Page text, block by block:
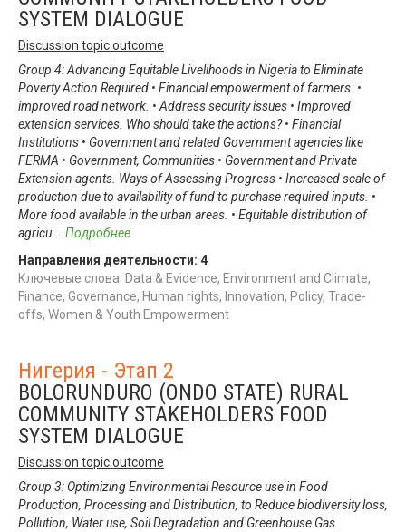
SYSTEM DIALOGUE
Discussion topic outcome
Group 4: Advancing Equitable Livelihoods in Nigeria to Eliminate
Poverty Action Required • Financial empowerment of farmers. •
improved road network. • Address security issues • Improved
extension services. Who should take the actions? • Financial
Institutions • Government and related Government agencies like
FERMA • Government, Communities • Government and Private
Extension agents. Ways of Assessing Progress • Increased scale of
production due to availability of fund to purchase required inputs. •
More food available in the urban areas. • Equitable distribution of
agricu
Подробнее
Направления деятельности: 4
Ключевые слова: Data & Evidence, Environment and Climate,
Finance, Governance, Human rights, Innovation, Policy, Trade-
offs, Women & Youth Empowerment
Нигерия - Этап 2
BOLORUNDURO (ONDO STATE) RURAL
COMMUNITY STAKEHOLDERS FOOD
SYSTEM DIALOGUE
Discussion topic outcome
Group 3: Optimizing Environmental Resource use in Food
Production, Processing and Distribution, to Reduce biodiversity loss,
Pollution, Water use, Soil Degradation and Greenhouse Gas